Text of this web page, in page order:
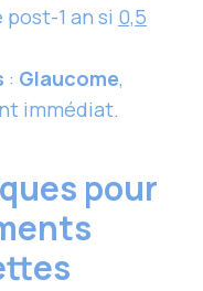
1 an si 0,5
: Glaucome,
immédiat.
pour